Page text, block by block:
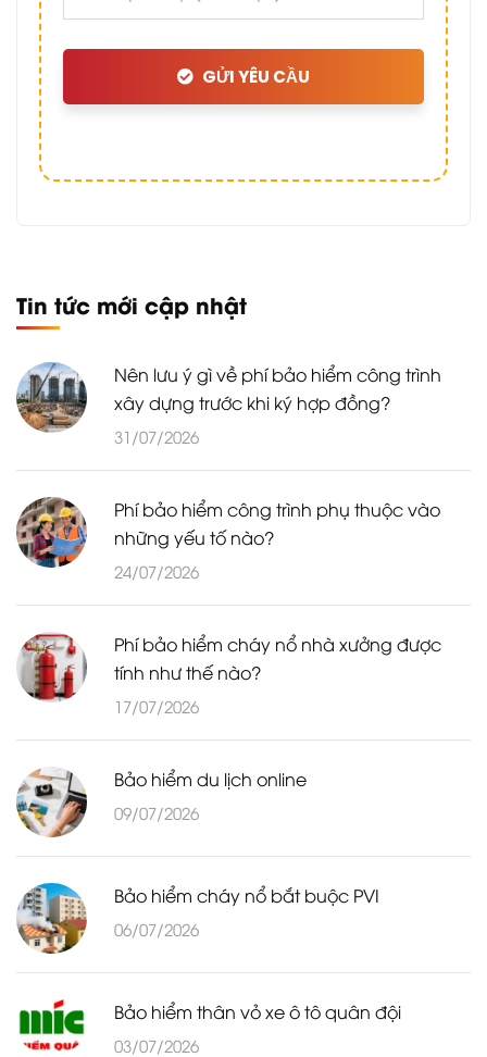
GỬI YÊU CẦU
Tin tức mới cập nhật
Nên lưu ý gì về phí bảo hiểm công trình
xây dựng trước khi ký hợp đồng?
31/07/2026
Phí bảo hiểm công trình phụ thuộc vào
những yếu tố nào?
24/07/2026
Phí bảo hiểm cháy nổ nhà xưởng được
tính như thế nào?
17/07/2026
Bảo hiểm du lịch online
09/07/2026
Bảo hiểm cháy nổ bắt buộc PVI
06/07/2026
Bảo hiểm thân vỏ xe ô tô quân đội
03/07/2026